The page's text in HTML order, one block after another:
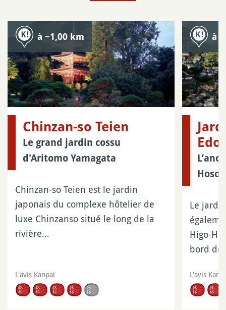
à ~1,00 km
Chinzan-so Teien
Le grand jardin cossu
d'Aritomo Yamagata
Chinzan-so Teien est le jardin
japonais du complexe hôtelier de
luxe Chinzanso situé le long de la
rivière…
L'avis Kanpai
à
Le
Higo-
bord
L'avis